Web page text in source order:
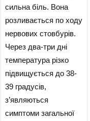
сильна біль. Вона
розливається по ходу
нервових стовбурів.
Через два-три дні
температура різко
підвищується до 38-
39 градусів,
з’являються
симптоми загальної